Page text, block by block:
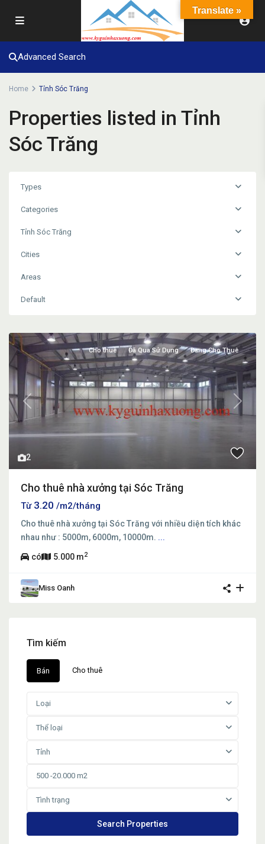
Advanced Search
Home Tỉnh Sóc Trăng
Properties listed in Tỉnh
Sóc Trăng
Types
Categories
Tỉnh Sóc Trăng
Cities
Areas
Default
2
Previous Next
Cho thuê Đã Qua Sử Dụng Đang Cho Thuê
Cho thuê nhà xưởng tại Sóc Trăng
Từ3.20 /m2/tháng
Cho thuê nhà xưởng tại Sóc Trăng với nhiều diện tích khác
nhau như : 5000m, 6000m, 10000m. ...
có 5.000 m2
Miss Oanh
Tìm kiếm
Bán Cho thuê
Loại
Thể loại
Tỉnh
Tình trạng
Translate »